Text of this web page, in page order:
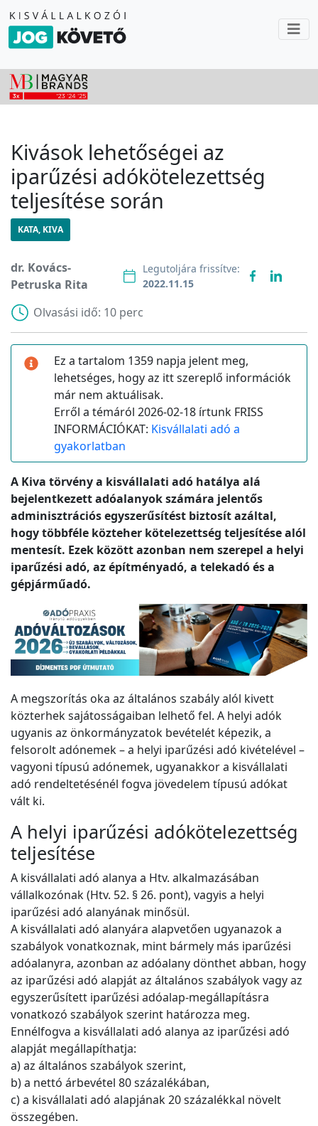
Kivások lehetőségei az
iparűzési adókötelezettség
teljesítése során
KATA, KIVA
dr. Kovács-
Petruska Rita
Legutoljára frissítve:
2022.11.15
Olvasási idő: 10 perc
Ez a tartalom 1359 napja jelent meg,
lehetséges, hogy az itt szereplő információk
már nem aktuálisak.
Erről a témáról 2026-02-18 írtunk FRISS
INFORMÁCIÓKAT: Kisvállalati adó a
gyakorlatban
A Kiva törvény a kisvállalati adó hatálya alá
bejelentkezett adóalanyok számára jelentős
adminisztrációs egyszerűsítést biztosít azáltal,
hogy többféle közteher kötelezettség teljesítése alól
mentesít. Ezek között azonban nem szerepel a helyi
iparűzési adó, az építményadó, a telekadó és a
gépjárműadó.
A megszorítás oka az általános szabály alól kivett
közterhek sajátosságaiban lelhető fel. A helyi adók
ugyanis az önkormányzatok bevételét képezik, a
felsorolt adónemek – a helyi iparűzési adó kivételével –
vagyoni típusú adónemek, ugyanakkor a kisvállalati
adó rendeltetésénél fogva jövedelem típusú adókat
vált ki.
A helyi iparűzési adókötelezettség
teljesítése
A kisvállalati adó alanya a Htv. alkalmazásában
vállalkozónak (Htv. 52. § 26. pont), vagyis a helyi
iparűzési adó alanyának minősül.
A kisvállalati adó alanyára alapvetően ugyanazok a
szabályok vonatkoznak, mint bármely más iparűzési
adóalanyra, azonban az adóalany dönthet abban, hogy
az iparűzési adó alapját az általános szabályok vagy az
egyszerűsített iparűzési adóalap-megállapításra
vonatkozó szabályok szerint határozza meg.
Ennélfogva a kisvállalati adó alanya az iparűzési adó
alapját megállapíthatja:
a) az általános szabályok szerint,
b) a nettó árbevétel 80 százalékában,
c) a kisvállalati adó alapjának 20 százalékkal növelt
összegében.